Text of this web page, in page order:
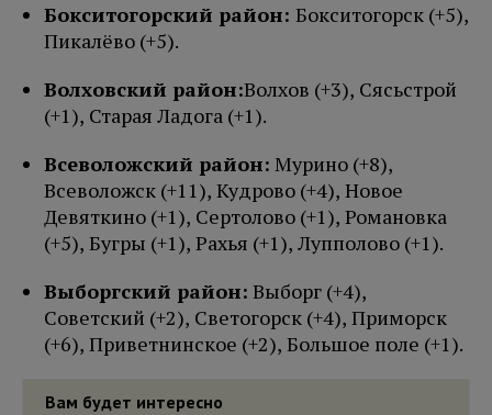
Бокситогорский район: Бокситогорск (+5),
Пикалёво (+5).
Волховский район:Волхов (+3), Сясьстрой
(+1), Старая Ладога (+1).
Всеволожский район: Мурино (+8),
Всеволожск (+11), Кудрово (+4), Новое
Девяткино (+1), Сертолово (+1), Романовка
(+5), Бугры (+1), Рахья (+1), Лупполово (+1).
Выборгский район: Выборг (+4),
Советский (+2), Светогорск (+4), Приморск
(+6), Приветнинское (+2), Большое поле (+1).
Вам будет интересно